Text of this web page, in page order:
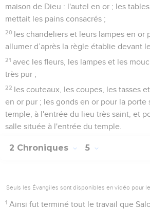
maison de Dieu : l'autel en or ; les
mettait les pains consacrés ;
20 les chandeliers et leurs lampes en or
allumer d’après la règle établie devant
21 avec les fleurs, les lampes et les
très pur ;
22 les couteaux, les coupes, les tasses
en or pur ; les gonds en or pour la
temple, à l'entrée du lieu très saint, et
salle située à l'entrée du temple.
2 Chroniques 5
Seuls les Évangiles sont disponibles en vidéo pour le
1 Ainsi fut terminé tout le travail que